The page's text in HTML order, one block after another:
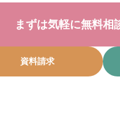
まずは気軽に無料相
資料請求